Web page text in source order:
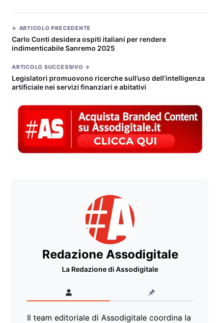
← ARTICOLO PRECEDENTE
Carlo Conti desidera ospiti italiani per rendere
indimenticabile Sanremo 2025
ARTICOLO SUCCESSIVO →
Legislatori promuovono ricerche sull’uso dell’intelligenza
artificiale nei servizi finanziari e abitativi
Redazione Assodigitale
La Redazione di Assodigitale
Il team editoriale di Assodigitale coordina la